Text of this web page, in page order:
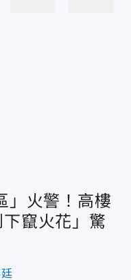
」火警！高樓
竄火花」驚